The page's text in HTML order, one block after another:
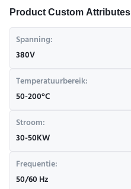
Product Custom Attributes
Spanning:
380V
Temperatuurbereik:
50-200°C
Stroom:
30-50KW
Frequentie:
50/60 Hz